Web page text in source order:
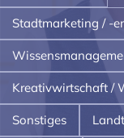
Stadtmarketing / -
Kreativwirtschaft /
Sonstiges